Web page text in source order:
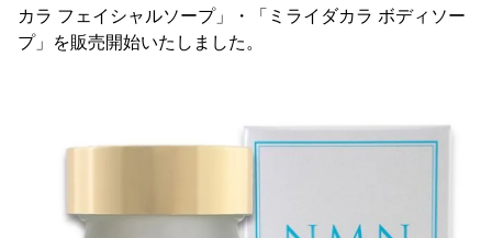
カラ フェイシャルソープ」・「ミライダカラ ボディソー
プ」を販売開始いたしました。